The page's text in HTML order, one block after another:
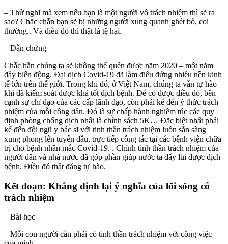
– Thử nghĩ mà xem nếu bạn là một người vô trách nhiệm thì sẽ ra
sao? Chắc chắn bạn sẽ bị những người xung quanh ghét bỏ, coi
thường.. Và điều đó thì thật là tệ hại.
– Dẫn chứng
Chắc hẳn chúng ta sẽ không thể quên được năm 2020 – một năm
đầy biến động. Đại dịch Covid-19 đã làm điêu đứng nhiều nền kinh
tế lớn trên thế giới. Trong khi đó, ở Việt Nam, chúng ta vẫn tự hào
khi đã kiểm soát được khá tốt dịch bệnh. Để có được điều đó, bên
cạnh sự chỉ đạo của các cấp lãnh đạo, còn phải kể đến ý thức trách
nhiệm của mỗi công dân. Đó là sự chấp hành nghiêm túc các quy
định phòng chống dịch nhất là chính sách 5K… Đặc biệt nhất phải
kể đến đội ngũ y bác sĩ với tinh thần trách nhiệm luôn sẵn sàng
xung phong lên tuyến đầu, trực tiếp công tác tại các bệnh viện chữa
trị cho bệnh nhân mắc Covid-19. . Chính tinh thần trách nhiệm của
người dân và nhà nước đã góp phần giúp nước ta đẩy lùi được dịch
bệnh. Điều đó thật đáng tự hào.
Kết đoạn: Khẳng định lại ý nghĩa của lối sống có
trách nhiệm
– Bài học
– Mỗi con người cần phải có tinh thần trách nhiệm với công việc